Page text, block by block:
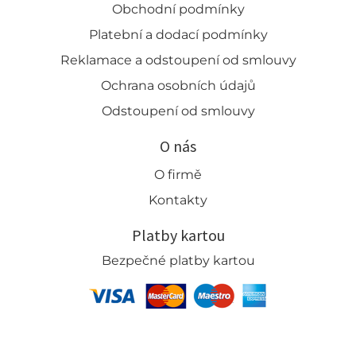
Obchodní podmínky
Platební a dodací podmínky
Reklamace a odstoupení od smlouvy
Ochrana osobních údajů
Odstoupení od smlouvy
O nás
O firmě
Kontakty
Platby kartou
Bezpečné platby kartou